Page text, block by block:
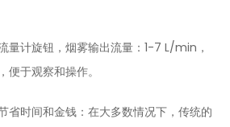
量计旋钮，烟雾输出流量：1-7 L/min，
便于观察和操作。
省时间和金钱：在大多数情况下，传统的